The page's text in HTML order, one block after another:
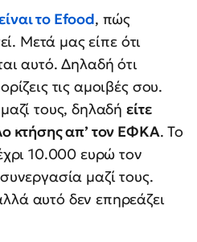
το Efood, πώς
Μετά μας είπε ότι
αυτό. Δηλαδή ότι
τις αμοιβές σου.
τους, δηλαδή είτε
κτήσης απ’ τον ΕΦΚΑ. Το
10.000 ευρώ τον
μαζί τους.
αυτό δεν επηρεάζει